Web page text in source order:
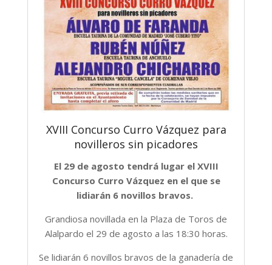
XVIII Concurso Curro Vázquez para
novilleros sin picadores
El 29 de agosto tendrá lugar el XVIII
Concurso Curro Vázquez en el que se
lidiarán 6 novillos bravos.
Grandiosa novillada en la Plaza de Toros de
Alalpardo el 29 de agosto a las 18:30 horas.
Se lidiarán 6 novillos bravos de la ganadería de